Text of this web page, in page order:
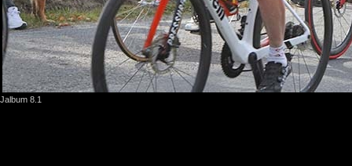
Jalbum 8.1